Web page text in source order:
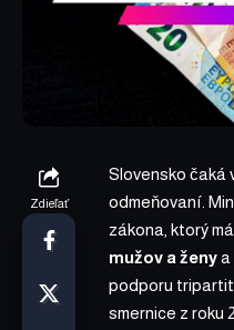
Zdieľať
Slovensko čaká
odmeňovaní.
zákona, ktorý
mužov a ženya
podporu
smernice z roku